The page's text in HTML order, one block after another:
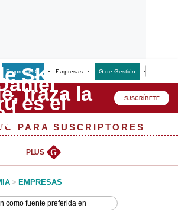
Empresas G Empresas G de Gestión
SUSCRÍBETE
PARA SUSCRIPTORES
PLUS G
> EMPRESAS
como fuente preferida en